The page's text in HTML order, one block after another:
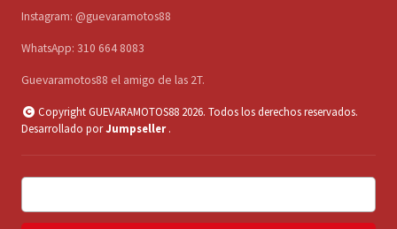
Instagram: @guevaramotos88
WhatsApp: 310 664 8083
Guevaramotos88 el amigo de las 2T.
Copyright GUEVARAMOTOS88 2026. Todos los derechos reservados.
Desarrollado porJumpseller .